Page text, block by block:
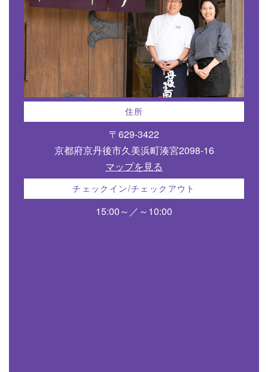
住所
〒629-3422
京都府京丹後市久美浜町湊宮2098-16
マップを見る
チェックイン/チェックアウト
15:00～／～10:00